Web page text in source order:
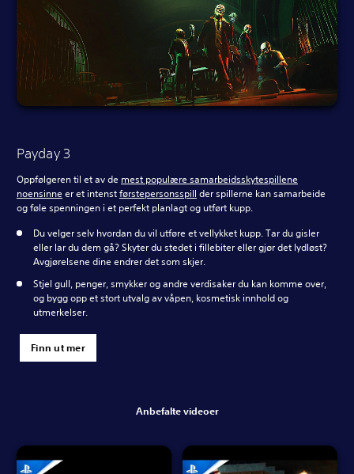
Payday 3
Oppfølgeren til et av de mest populære samarbeidsskytespillene
noensinneer et intenstførstepersonsspill der spillerne kan samarbeide
og føle spenningen i et perfekt planlagt og utført kupp.
Du velger selv hvordan du vil utføre et vellykket kupp. Tar du gisler
eller lar du dem gå? Skyter du stedet i fillebiter eller gjør det lydløst?
Avgjørelsene dine endrer det som skjer.
Stjel gull, penger, smykker og andre verdisaker du kan komme over,
og bygg opp et stort utvalg av våpen, kosmetisk innhold og
utmerkelser.
Finn ut mer
Anbefalte videoer